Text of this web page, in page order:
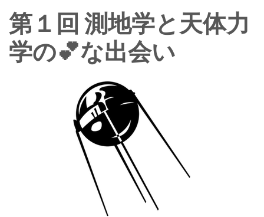
第１回 測地学と天体力
学の💕な出会い